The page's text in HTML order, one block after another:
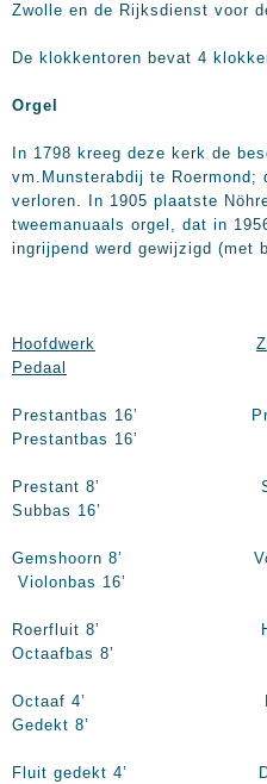
Zwolle en de Rijksdienst voor
De klokkentoren bevat 4
Orgel
In 1798 kreeg deze kerk de
vm.Munsterabdij te
verloren. In 1905 plaatste
tweemanuaals orgel, dat in
ingrijpend werd gewijzigd (met
Hoofdwerk
Pedaal
Prestantbas
Prestantbas 16’
Prestant 8’
Subbas 16’
Gemshoorn 8’
Violonbas 16’
Roerfluit
Octaafbas 8’
Octaaf 4’
Gedekt 8’
Fluit gedekt